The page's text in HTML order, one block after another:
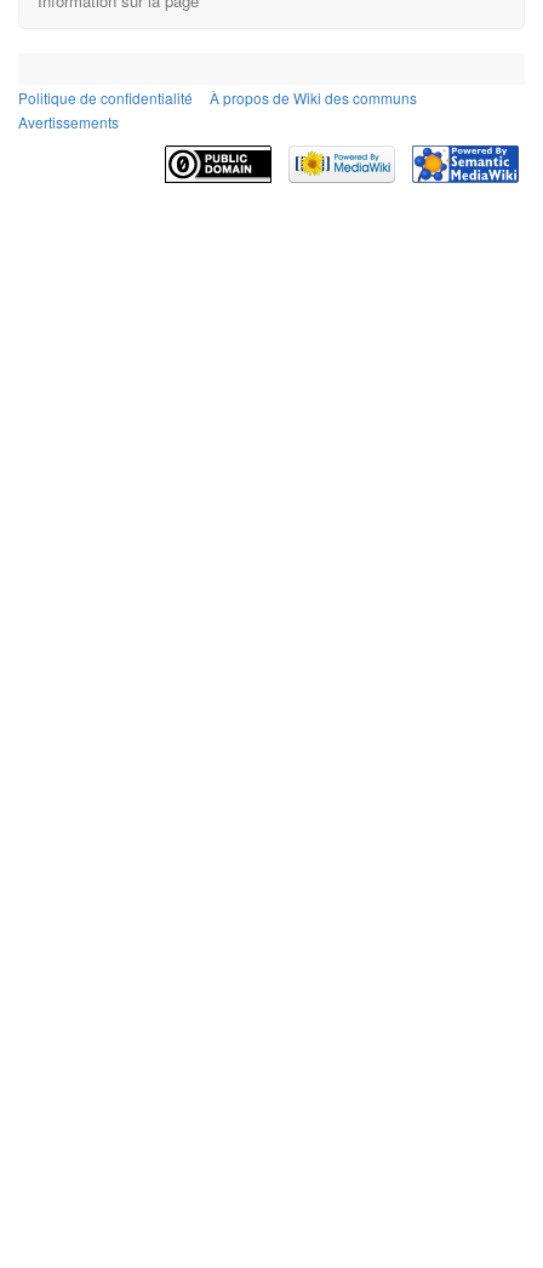
Politique de confidentialité
À propos de Wiki des communs
Avertissements